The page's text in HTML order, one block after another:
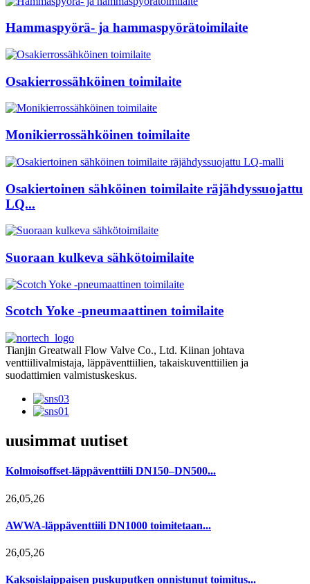
Hammaspyörä- ja hammaspyörätoimilaite
Osakierrossähköinen toimilaite
Monikierrossähköinen toimilaite
Osakiertoinen sähköinen toimilaite räjähdyssuojattu
LQ...
Suoraan kulkeva sähkötoimilaite
Scotch Yoke -pneumaattinen toimilaite
Tianjin Greatwall Flow Valve Co., Ltd. Kiinan johtava
venttiilivalmistaja, läppäventtiilien, takaiskuventtiilien ja
suodattimien valmistuskeskus.
uusimmat uutiset
Kolmoisoffset-läppäventtiili DN150–DN500...
26,05,26
AWWA-läppäventtiili DN1000 toimitetaan...
26,05,26
Kaksoislaippaisen puskuputken onnistunut toimitus...